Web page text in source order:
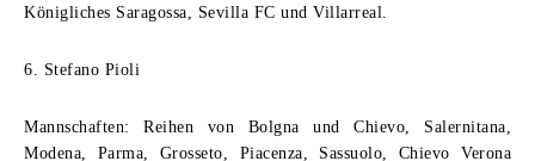
Königliches Saragossa, Sevilla FC und Villarreal.
6. Stefano Pioli
Mannschaften: Reihen von Bolgna und Chievo, Salernitana,
Modena, Parma, Grosseto, Piacenza, Sassuolo, Chievo Verona